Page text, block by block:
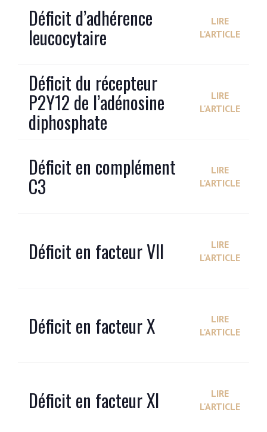
Déficit d’adhérence
leucocytaire
LIRE
L'ARTICLE
Déficit du récepteur
P2Y12 de l’adénosine
diphosphate
LIRE
L'ARTICLE
Déficit en complément
C3
LIRE
L'ARTICLE
Déficit en facteur VII
LIRE
L'ARTICLE
Déficit en facteur X
LIRE
L'ARTICLE
Déficit en facteur XI
LIRE
L'ARTICLE